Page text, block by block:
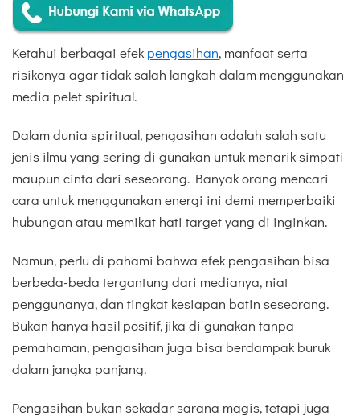
Ketahui berbagai efek pengasihan, manfaat serta
risikonya agar tidak salah langkah dalam menggunakan
media pelet spiritual.
Dalam dunia spiritual, pengasihan adalah salah satu
jenis ilmu yang sering di gunakan untuk menarik simpati
maupun cinta dari seseorang. Banyak orang mencari
cara untuk menggunakan energi ini demi memperbaiki
hubungan atau memikat hati target yang di inginkan.
Namun, perlu di pahami bahwa efek pengasihan bisa
berbeda-beda tergantung dari medianya, niat
penggunanya, dan tingkat kesiapan batin seseorang.
Bukan hanya hasil positif, jika di gunakan tanpa
pemahaman, pengasihan juga bisa berdampak buruk
dalam jangka panjang.
Pengasihan bukan sekadar sarana magis, tetapi juga